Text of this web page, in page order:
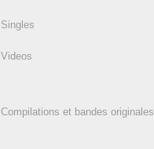
Singles
Videos
Compilations et bandes originales